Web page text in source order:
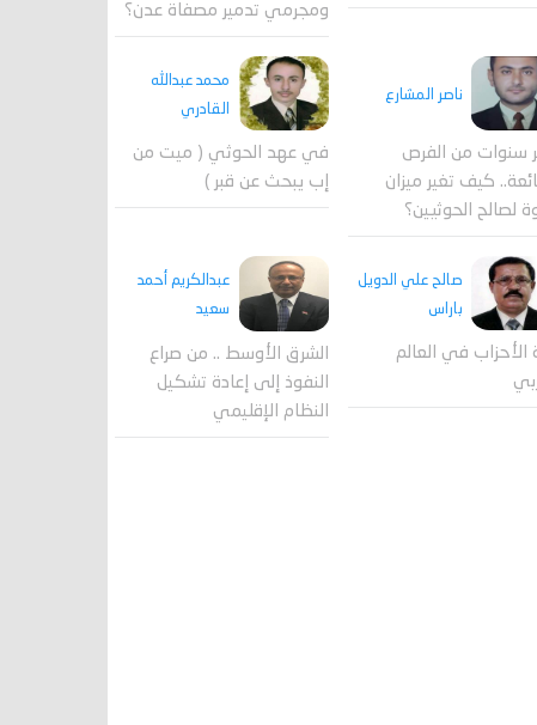
ومجرمي تدمير مصفاة عدن؟
ناصر المشارع
سنوات من الفرص
كيف تغير ميزان
لصالح الحوثيين؟
محمد عبدالله
القادري
في عهد الحوثي ( ميت من
إب يبحث عن قبر )
صالح علي الدويل
باراس
الأحزاب في العالم
عبدالكريم أحمد
سعيد
الشرق الأوسط .. من صراع
النفوذ إلى إعادة تشكيل
النظام الإقليمي